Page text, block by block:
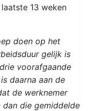
13 weken
doen op het
gelijk is
voorafgaande
daarna aan de
de werknemer
die gemiddelde